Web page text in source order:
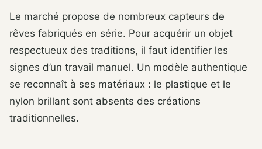
Le marché propose de nombreux capteurs de
rêves fabriqués en série. Pour acquérir un objet
respectueux des traditions, il faut identifier les
signes d’un travail manuel. Un modèle authentique
se reconnaît à ses matériaux : le plastique et le
nylon brillant sont absents des créations
traditionnelles.